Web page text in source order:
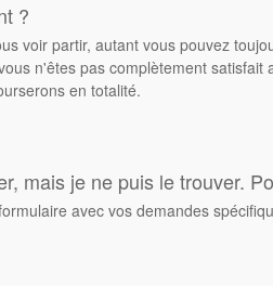
?
voir partir, autant vous pouvez
n'êtes pas complètement
en totalité.
mais je ne puis le trouver.
avec vos demandes